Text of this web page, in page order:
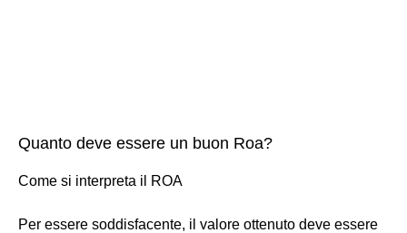
Quanto deve essere un buon Roa?
Come si interpreta il ROA
Per essere soddisfacente, il valore ottenuto deve essere